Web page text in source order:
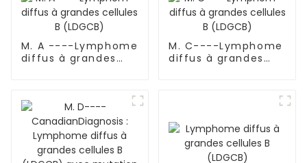
M. A ----Lymphome
diffus à grandes
M. C----Lymphome
diffus à grandes